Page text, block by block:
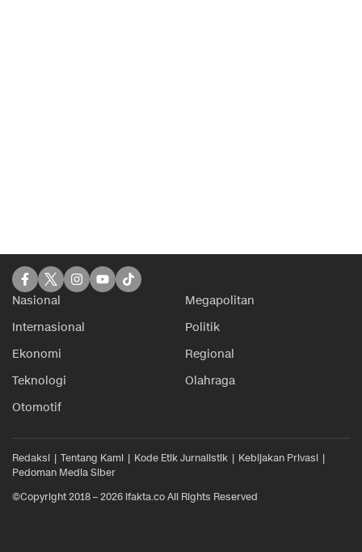
Nasional
Megapolitan
Internasional
Politik
Ekonomi
Regional
Teknologi
Olahraga
Otomotif
Redaksi Tentang Kami Kode Etik Jurnalistik
Kebijakan Privasi
Pedoman Media Siber
©Copyright 2018 – 2026 ifakta.co All Rights Reserved